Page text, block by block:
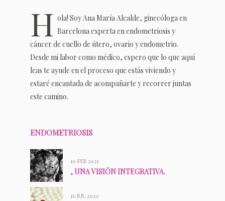
H ola! Soy Ana María Alcalde, ginecóloga en
Barcelona experta en endometriosis y
cáncer de cuello de útero, ovario y endometrio.
Desde mi labor como médico, espero que lo que aquí
leas te ayude en el proceso que estás viviendo y
estaré encantada de acompañarte y recorrer juntas
este camino.
ENDOMETRIOSIS
10 FEB 2021
, UNA VISIÓN INTEGRATIVA.
16 JUL 2020